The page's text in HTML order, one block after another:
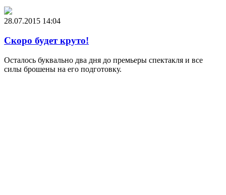
28.07.2015 14:04
Скоро будет круто!
Осталось буквально два дня до премьеры спектакля и все
силы брошены на его подготовку.